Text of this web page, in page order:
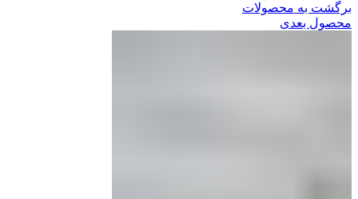
برگشت به محصولات
محصول بعدی